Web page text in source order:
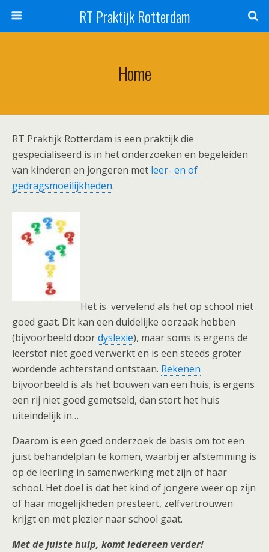
RT Praktijk Rotterdam
Home
RT Praktijk Rotterdam is een praktijk die
gespecialiseerd is in het onderzoeken en begeleiden
van kinderen en jongeren met leer- en of
gedragsmoeilijkheden.
Het is vervelend als het op school niet
goed gaat. Dit kan een duidelijke oorzaak hebben
(bijvoorbeeld doordyslexie), maar soms is ergens de
leerstof niet goed verwerkt en is een steeds groter
wordende achterstand ontstaan. Rekenen
bijvoorbeeld is als het bouwen van een huis; is ergens
een rij niet goed gemetseld, dan stort het huis
uiteindelijk in…
Daarom is een goed onderzoek de basis om tot een
juist behandelplan te komen, waarbij er afstemming is
op de leerling in samenwerking met zijn of haar
school. Het doel is dat het kind of jongere weer op zijn
of haar mogelijkheden presteert, zelfvertrouwen
krijgt en met plezier naar school gaat.
Met de juiste hulp, komt iedereen verder!